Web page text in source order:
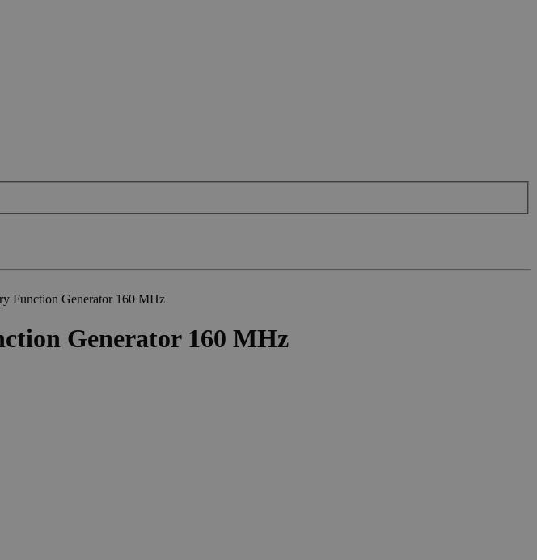
Function Generator 160 MHz
Generator 160 MHz